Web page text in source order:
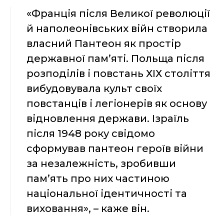
«Франція після Великої революції
й наполеонівських війн створила
власний Пантеон як простір
державної пам’яті. Польща після
розподілів і повстань ХІХ століття
вибудовувала культ своїх
повстанців і легіонерів як основу
відновлення держави. Ізраїль
після 1948 року свідомо
сформував пантеон героїв війни
за незалежність, зробивши
пам’ять про них частиною
національної ідентичності та
виховання», – каже він.